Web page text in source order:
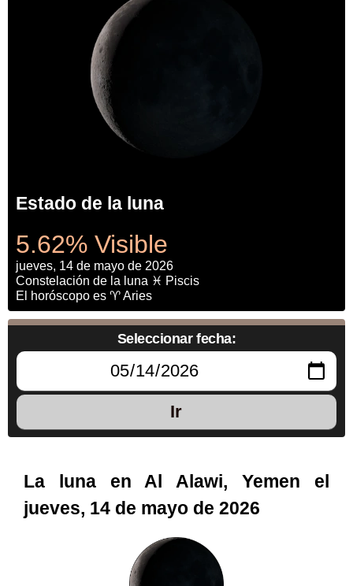
Estado de la luna
5.62% Visible
jueves, 14 de mayo de 2026
Constelación de la luna ♓ Piscis
El horóscopo es ♈ Aries
Seleccionar fecha:
Ir
La luna en Al Alawi, Yemen el
jueves, 14 de mayo de 2026